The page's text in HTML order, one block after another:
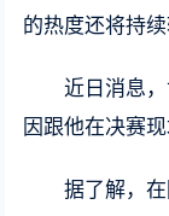
的热度还将持续
近日消息
因跟他在决赛
据了解，